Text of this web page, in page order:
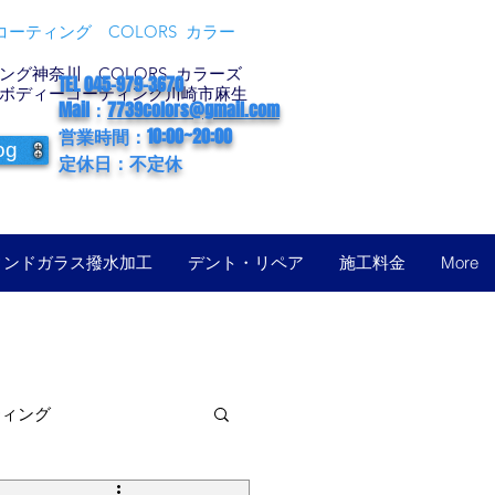
ーティング COLORS カラー
グ神奈川 COLORS カラーズ
ィーコーティング川崎市麻生
TEL 045-979-3670
Mail：7739colors@gmail.com
営業時間：10:00~20:00
定休日：不定休
ンドガラス撥水加工 デント・リペア 施工料金 More
ング